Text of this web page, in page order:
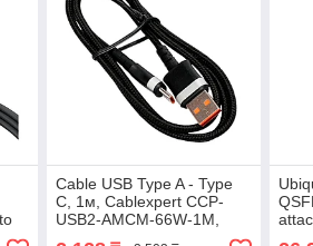
Cable USB Type A - Type
C, 1м, Cablexpert CCP-
USB2-AMCM-66W-1M,